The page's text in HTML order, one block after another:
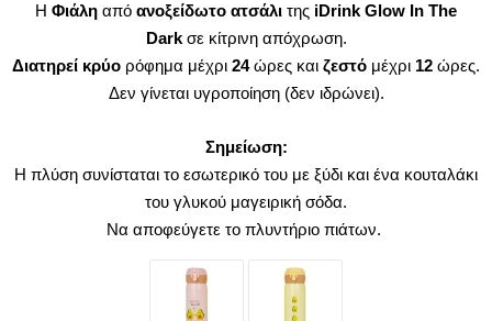
Η Φιάλη από ανοξείδωτο ατσάλι της iDrink Glow In The
Darkσε κίτρινη απόχρωση.
Διατηρεί κρύο ρόφημα μέχρι 24ώρες και ζεστό μέχρι 12 ώρες.
Δεν γίνεται υγροποίηση (δεν ιδρώνει).
Σημείωση:
Η πλύση συνίσταται το εσωτερικό του με ξύδι και ένα κουταλάκι
του γλυκού μαγειρική σόδα.
Να αποφεύγετε το πλυντήριο πιάτων.